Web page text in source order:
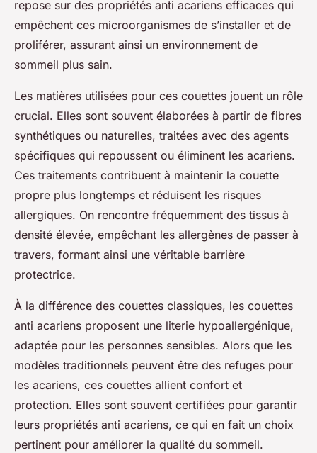
repose sur des propriétés anti acariens efficaces qui
empêchent ces microorganismes de s’installer et de
proliférer, assurant ainsi un environnement de
sommeil plus sain.
Les matières utilisées pour ces couettes jouent un rôle
crucial. Elles sont souvent élaborées à partir de fibres
synthétiques ou naturelles, traitées avec des agents
spécifiques qui repoussent ou éliminent les acariens.
Ces traitements contribuent à maintenir la couette
propre plus longtemps et réduisent les risques
allergiques. On rencontre fréquemment des tissus à
densité élevée, empêchant les allergènes de passer à
travers, formant ainsi une véritable barrière
protectrice.
À la différence des couettes classiques, les couettes
anti acariens proposent une literie hypoallergénique,
adaptée pour les personnes sensibles. Alors que les
modèles traditionnels peuvent être des refuges pour
les acariens, ces couettes allient confort et
protection. Elles sont souvent certifiées pour garantir
leurs propriétés anti acariens, ce qui en fait un choix
pertinent pour améliorer la qualité du sommeil.